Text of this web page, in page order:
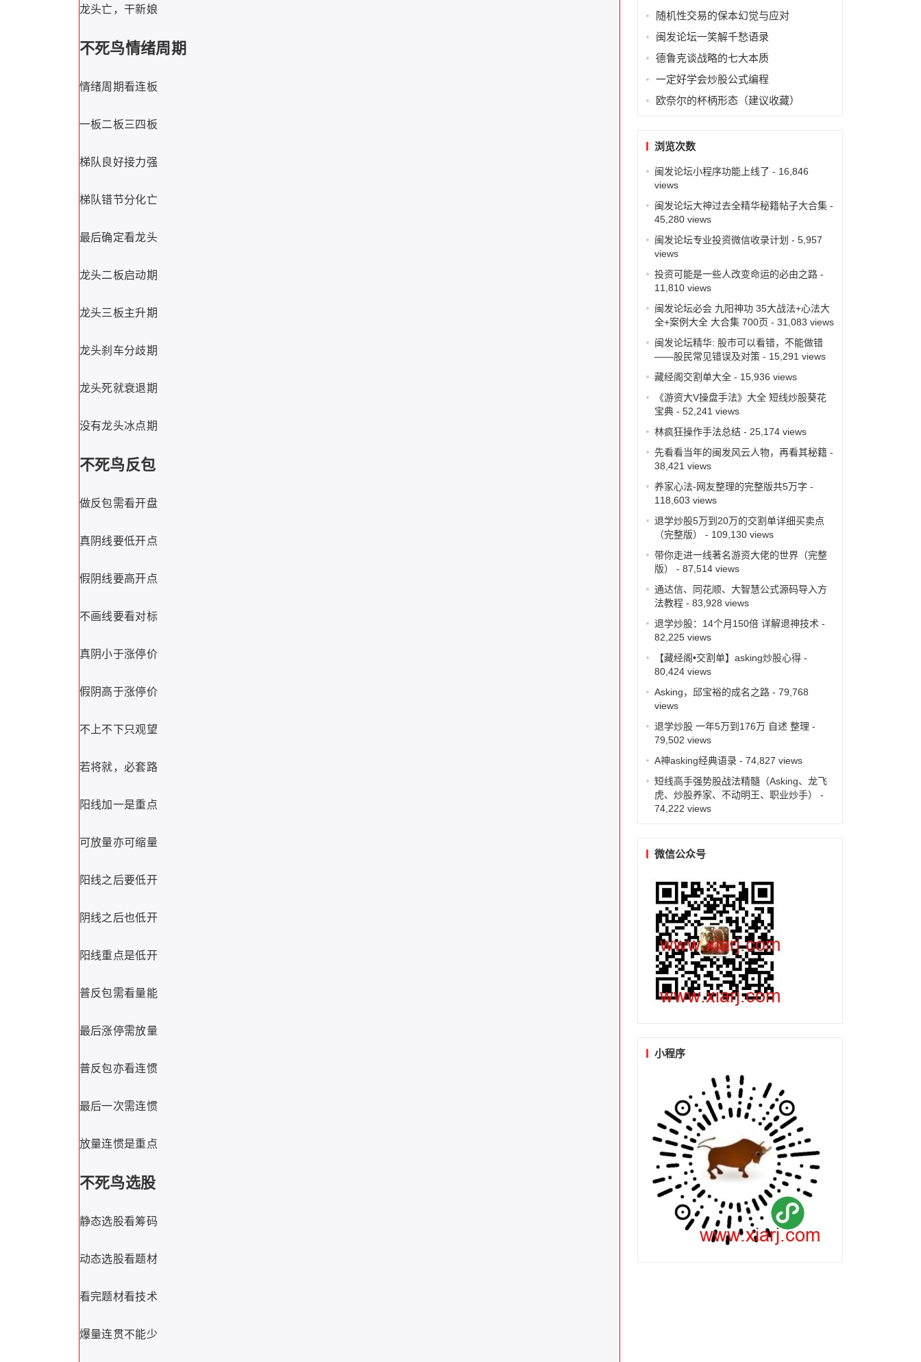
龙头亡，干新娘
不死鸟情绪周期
情绪周期看连板
一板二板三四板
梯队良好接力强
梯队错节分化亡
最后确定看龙头
龙头二板启动期
龙头三板主升期
龙头刹车分歧期
龙头死就衰退期
没有龙头冰点期
不死鸟反包
做反包需看开盘
真阴线要低开点
假阴线要高开点
不画线要看对标
真阴小于涨停价
假阴高于涨停价
不上不下只观望
若将就，必套路
阳线加一是重点
可放量亦可缩量
阳线之后要低开
阴线之后也低开
阳线重点是低开
普反包需看量能
最后涨停需放量
普反包亦看连惯
最后一次需连惯
放量连惯是重点
不死鸟选股
静态选股看筹码
动态选股看题材
看完题材看技术
爆量连贯不能少
随机性交易的保本幻觉与应对
闽发论坛一笑解千愁语录
德鲁克谈战略的七大本质
一定好学会炒股公式编程
欧奈尔的杯柄形态（建议收藏）
浏览次数
闽发论坛小程序功能上线了 - 16,846
views
闽发论坛大神过去全精华秘籍帖子大合集-
45,280 views
闽发论坛专业投资微信收录计划 - 5,957
views
投资可能是一些人改变命运的必由之路-
11,810 views
闽发论坛必会 九阳神功 35大战法+心法大
全+案例大全 大合集 700页 - 31,083 views
闽发论坛精华: 股市可以看错，不能做错
——股民常见错误及对策- 15,291 views
藏经阁交割单大全- 15,936 views
《游资大V操盘手法》大全 短线炒股葵花
宝典- 52,241 views
林疯狂操作手法总结- 25,174 views
先看看当年的闽发风云人物，再看其秘籍-
38,421 views
养家心法-网友整理的完整版共5万字 -
118,603 views
退学炒股5万到20万的交割单详细买卖点
（完整版）
- 109,130 views
带你走进一线著名游资大佬的世界（完整
版）
- 87,514 views
通达信、同花顺、大智慧公式源码导入方
法教程- 83,928 views
退学炒股：14个月150倍 详解退神技术 -
82,225 views
【藏经阁•交割单】asking炒股心得-
80,424 views
Asking，邱宝裕的成名之路- 79,768
views
退学炒股 一年5万到176万 自述 整理 -
79,502 views
A神asking经典语录- 74,827 views
短线高手强势股战法精髓（Asking、龙飞
虎、炒股养家、不动明王、职业炒手）
-
74,222 views
微信公众号
小程序